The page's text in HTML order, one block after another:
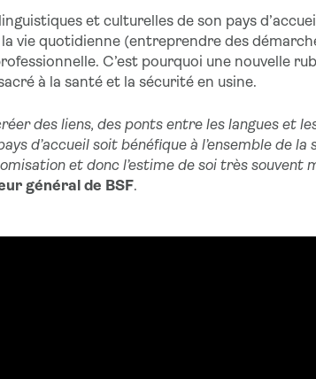
et culturelles de son pays
vie quotidienne (entreprendre des
C’est pourquoi une nouvelle
à la santé et la sécurité en usine.
des liens, des ponts entre les langues et
d’accueil soit bénéfique à l’ensemble de la
et donc l’estime de soi très souvent
général de BSF.